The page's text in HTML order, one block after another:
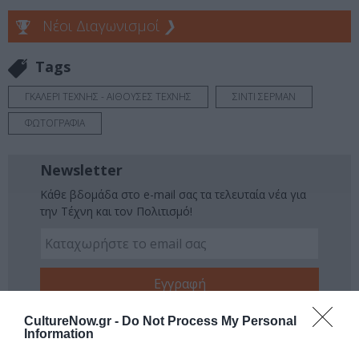
CultureNow.gr - Do Not Process My Personal
Information
Νέοι Διαγωνισμοί ❯
Tags
ΓΚΑΛΕΡΙ ΤΕΧΝΗΣ - ΑΙΘΟΥΣΕΣ ΤΕΧΝΗΣ
ΣΙΝΤΙ ΣΕΡΜΑΝ
ΦΩΤΟΓΡΑΦΙΑ
Newsletter
Κάθε βδομάδα στο e-mail σας τα τελευταία νέα για
την Τέχνη και τον Πολιτισμό!
Ακολουθήστε το Culturenow.gr